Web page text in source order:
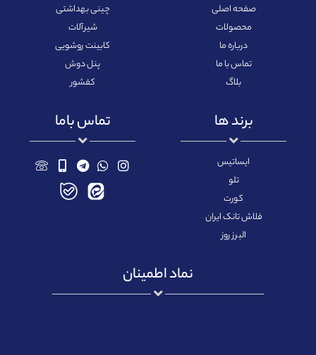
صفحه اصلی
محصولات
درباره ما
تماس با ما
بلاگ
چینی بهداشتی
شیرآلات
کابینت روشویی
پنل دوش
کفشور
برند ها
ایساتیس
تلو
کورت
فلاش تانک ایران
البرز روز
تماس باما
نماد اطمینان